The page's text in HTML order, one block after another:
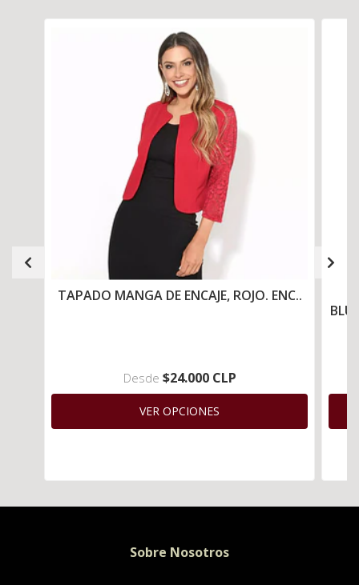
TAPADO MANGA DE ENCAJE, ROJO. ENC..
Desde $24.000 CLP
VER OPCIONES
Sobre Nosotros